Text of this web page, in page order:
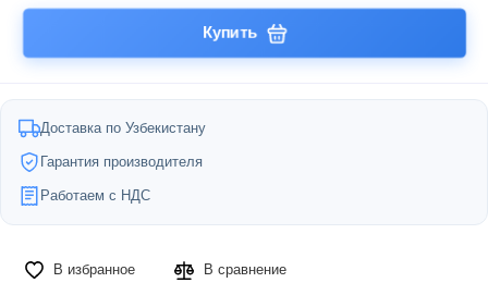
Купить
Доставка по Узбекистану
Гарантия производителя
Работаем с НДС
В избранное В сравнение